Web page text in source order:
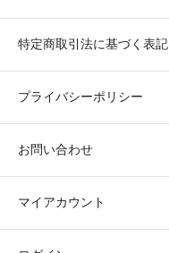
特定商取引法に基づく表記
プライバシーポリシー
お問い合わせ
マイアカウント